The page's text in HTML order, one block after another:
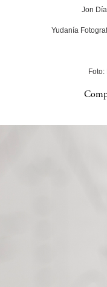
Jon
Yudanía
Foto: